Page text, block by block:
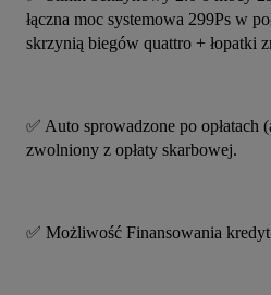
łączna moc systemowa 299Ps w
skrzynią biegów quattro + łopatki
✅️ Auto sprowadzone po opłatach
zwolniony z opłaty skarbowej.
✅️ Możliwość Finansowania